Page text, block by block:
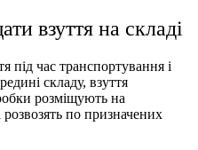
взуття на складі
під час транспортування і
складу, взуття
розміщують на
по призначених